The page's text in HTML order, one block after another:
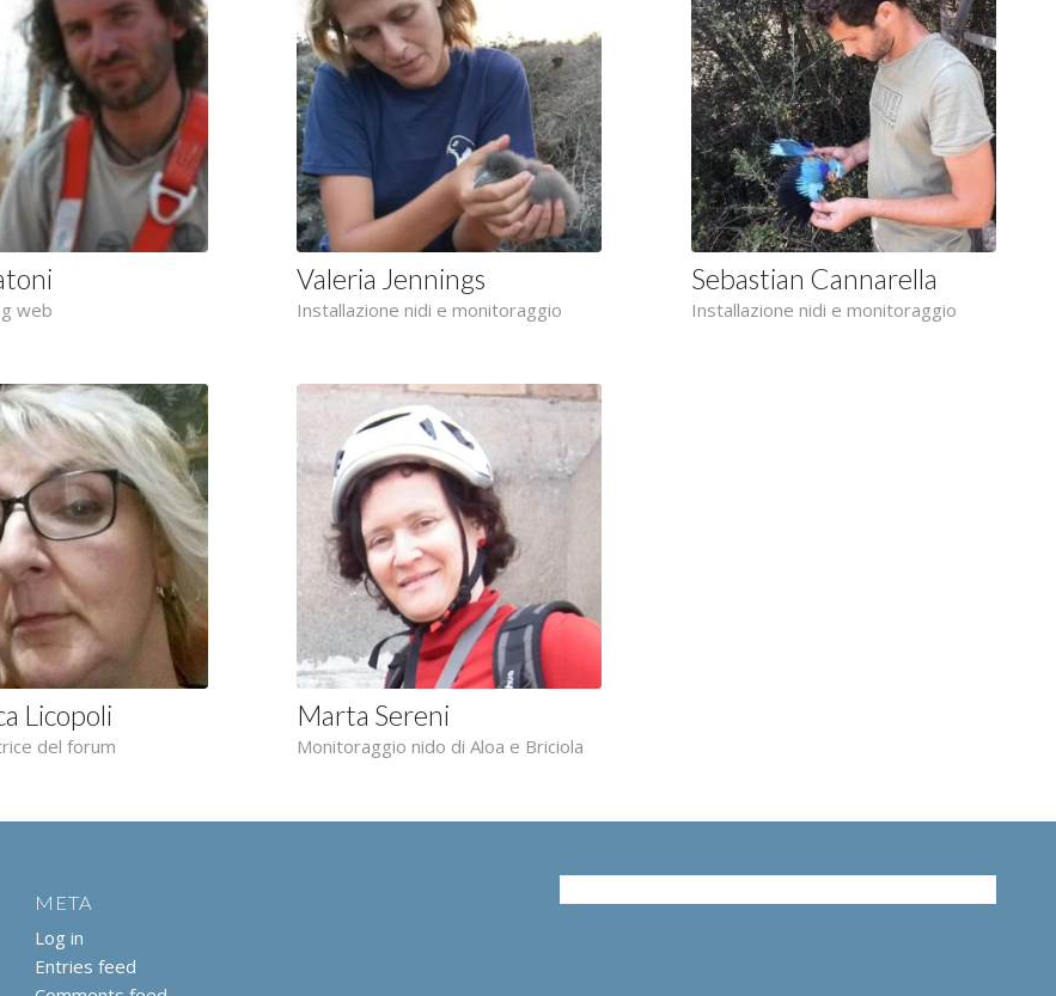
web
Valeria Jennings
Installazione nidi e monitoraggio
Sebastian Cannarella
Installazione nidi e monitoraggio
Licopoli
del forum
Marta Sereni
Monitoraggio nido di Aloa e Briciola
META
Log in
Entries feed